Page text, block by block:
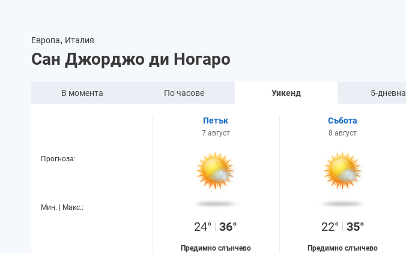
Европа, Италия
Сан Джорджо ди Ногаро
В момента По часове Уикенд 5-дневна
Прогноза:
Мин. | Макс.:
Петък
7 август
24° 36°
Предимно слънчево
Събота
8 август
22° 35°
Предимно слънчево